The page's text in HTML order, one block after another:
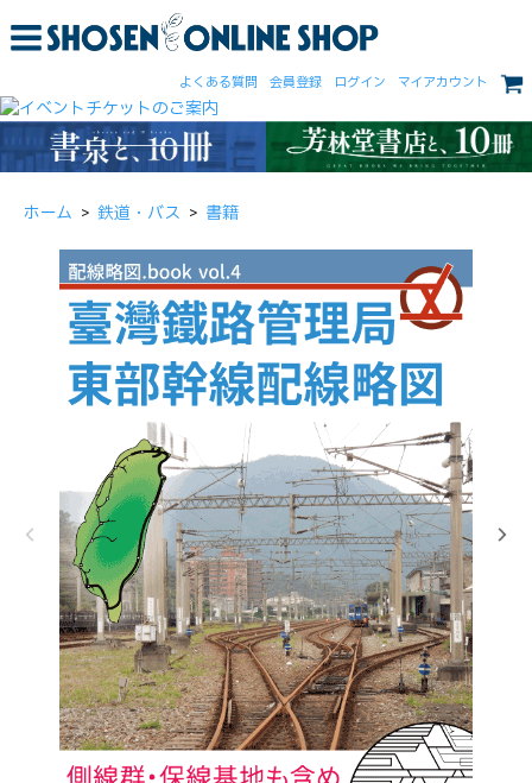
よくある質問 会員登録 ログイン マイアカウント
ホーム > 鉄道・バス > 書籍